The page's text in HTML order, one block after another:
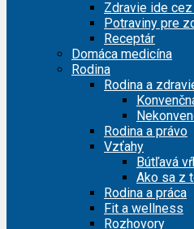
Zdravie ide
Potraviny pre
Receptár
Domáca medicína
Rodina
Rodina a
Rodina a právo
Vzťahy
Bútľavá
Ako sa z
Rodina a práca
Fit a wellness
Rozhovory